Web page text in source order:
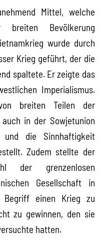
Mittel, welche
breiten Bevölkerung
wurde durch
Krieg geführt, der die
spaltete. Er zeigte das
Imperialismus.
breiten Teilen der
in der Sowjetunion
und die Sinnhaftigkeit
Zudem stellte der
der grenzenlosen
Gesellschaft in
einen Krieg zu
zu gewinnen, den sie
hatten.